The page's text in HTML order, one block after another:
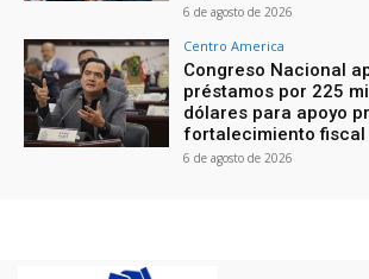
6 de agosto de 2026
Centro America
Congreso Nacional
préstamos por 225
dólares para apoyo
fortalecimiento fiscal
6 de agosto de 2026